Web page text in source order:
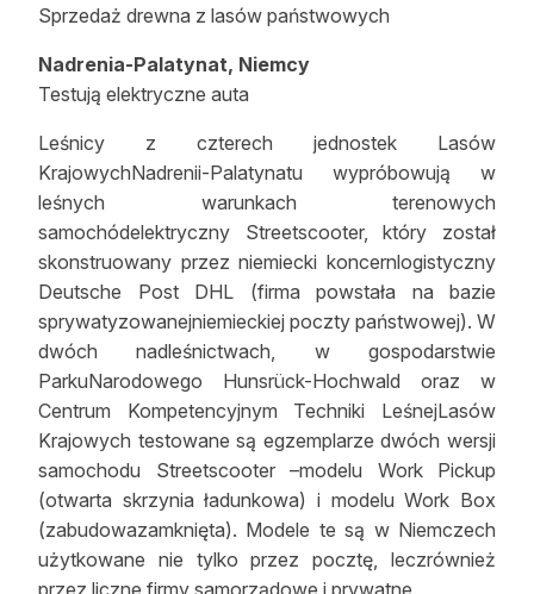
Archiwum
Kontakt
Sprzedaż drewna z lasów państwowych
Nadrenia-Palatynat, Niemcy
Testują elektryczne auta
Leśnicy z czterech jednostek Lasów
KrajowychNadrenii-Palatynatu wypróbowują w
leśnych warunkach terenowych
samochódelektryczny Streetscooter, który został
skonstruowany przez niemiecki koncernlogistyczny
Deutsche Post DHL (firma powstała na bazie
sprywatyzowanejniemieckiej poczty państwowej). W
dwóch nadleśnictwach, w gospodarstwie
ParkuNarodowego Hunsrück-Hochwald oraz w
Centrum Kompetencyjnym Techniki LeśnejLasów
Krajowych testowane są egzemplarze dwóch wersji
samochodu Streetscooter –modelu Work Pickup
(otwarta skrzynia ładunkowa) i modelu Work Box
(zabudowazamknięta). Modele te są w Niemczech
użytkowane nie tylko przez pocztę, leczrównież
przez liczne firmy samorządowe i prywatne.